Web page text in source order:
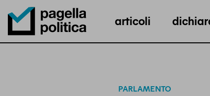
Pagella Politica Logo
articoli
PARLAMENTO